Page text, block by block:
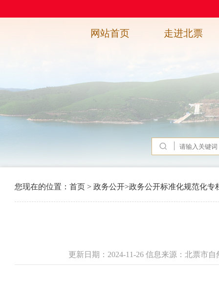
网站首页 走进北票
您现在的位置： 首页 > 政务公开>政务公开标准化规范化专
更新日期：2024-11-26 信息来源：北票市